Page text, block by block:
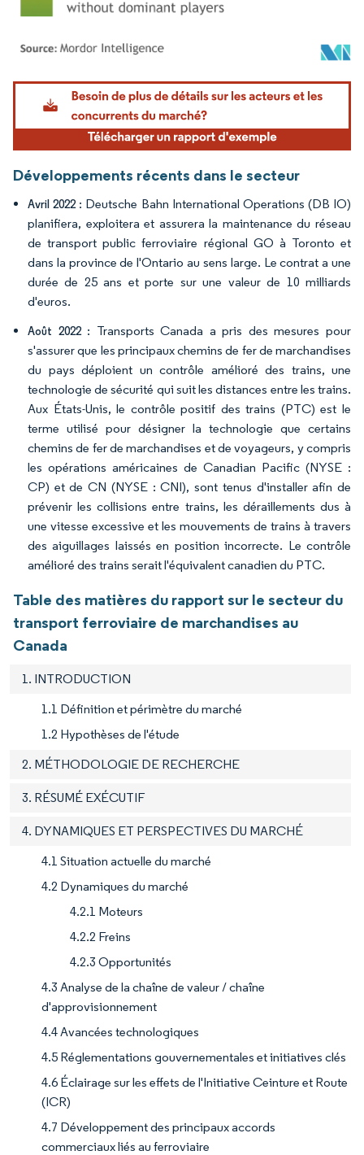
Image © Mordor Intelligence. La réutilisation nécessite une attribution sous CC BY
Développements récents dans le secteur
Avril 2022 : Deutsche Bahn International Operations (DB IO)
planifiera, exploitera et assurera la maintenance du réseau
de transport public ferroviaire régional GO à Toronto et
dans la province de l'Ontario au sens large. Le contrat a une
durée de 25 ans et porte sur une valeur de 10 milliards
d'euros.
Août 2022: Transports Canada a pris des mesures pour
s'assurer que les principaux chemins de fer de marchandises
du pays déploient un contrôle amélioré des trains, une
technologie de sécurité qui suit les distances entre les trains.
Aux États-Unis, le contrôle positif des trains (PTC) est le
terme utilisé pour désigner la technologie que certains
chemins de fer de marchandises et de voyageurs, y compris
les opérations américaines de Canadian Pacific (NYSE :
CP) et de CN (NYSE : CNI), sont tenus d'installer afin de
prévenir les collisions entre trains, les déraillements dus à
une vitesse excessive et les mouvements de trains à travers
des aiguillages laissés en position incorrecte. Le contrôle
amélioré des trains serait l'équivalent canadien du PTC.
Table des matières du rapport sur le secteur du
transport ferroviaire de marchandises au
Canada
1. INTRODUCTION
1.1 Définition et périmètre du marché
1.2 Hypothèses de l'étude
2. MÉTHODOLOGIE DE RECHERCHE
3. RÉSUMÉ EXÉCUTIF
4. DYNAMIQUES ET PERSPECTIVES DU MARCHÉ
4.1 Situation actuelle du marché
4.2 Dynamiques du marché
4.2.1 Moteurs
4.2.2 Freins
4.2.3 Opportunités
4.3 Analyse de la chaîne de valeur / chaîne
d'approvisionnement
4.4 Avancées technologiques
4.5 Réglementations gouvernementales et initiatives clés
4.6 Éclairage sur les effets de l'Initiative Ceinture et Route
(ICR)
4.7 Développement des principaux accords
commerciaux liés au ferroviaire